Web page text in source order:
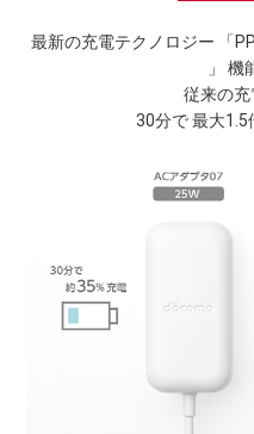
最新の充電テクノロジー 「
」 機
従来の
30分で 最大